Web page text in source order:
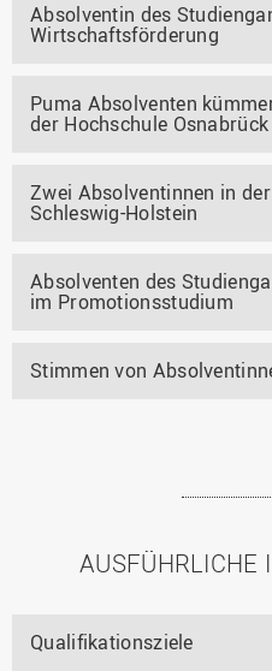
Absolventin des
Wirtschaftsförderung
Puma Absolventen
der Hochschule Osnabrück
Zwei Absolventinnen in
Schleswig-Holstein
Absolventen des
im Promotionsstudium
Stimmen von
AUSFÜHRLICHE
Qualifikationsziele